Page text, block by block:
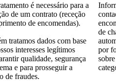
é necessário para a
de um contrato (receção
de encomendas).
tratamos dados com base
interesses legítimos
qualidade, segurança
e para prosseguir a
de fraudes.
de
por